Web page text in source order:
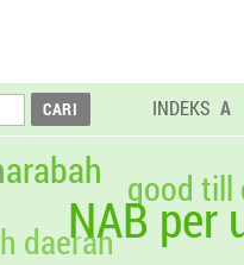
INDEKS A
NAB per
daerah
good till